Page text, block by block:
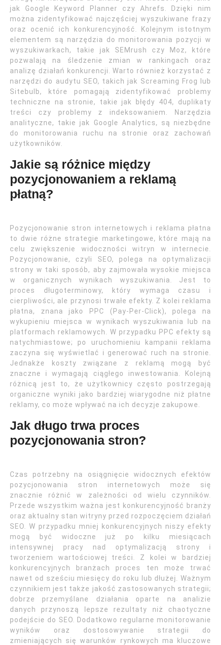
jak Google Keyword Planner czy Ahrefs. Dzięki nim
można zidentyfikować najczęściej wyszukiwane frazy
oraz ocenić ich konkurencyjność. Kolejnym istotnym
elementem są narzędzia do monitorowania pozycji w
wyszukiwarkach, takie jak SEMrush czy Moz, które
pozwalają na śledzenie zmian w rankingach oraz
analizę działań konkurencji. Warto również korzystać z
narzędzi do audytu SEO, takich jak Screaming Frog lub
Sitebulb, które pomagają zidentyfikować problemy
techniczne na stronie, takie jak błędy 404, duplikaty
treści czy problemy z indeksowaniem. Narzędzia
analityczne, takie jak Google Analytics, są niezbędne
do monitorowania ruchu na stronie oraz zachowań
użytkowników.
Jakie są różnice między
pozycjonowaniem a reklamą
płatną?
Pozycjonowanie stron internetowych i reklama płatna
to dwie różne strategie marketingowe, które mają na
celu zwiększenie widoczności witryn w internecie.
Pozycjonowanie, czyli SEO, polega na optymalizacji
strony w taki sposób, aby zajmowała wysokie miejsca
w organicznych wynikach wyszukiwania. Jest to
proces długoterminowy, który wymaga czasu i
cierpliwości, ale przynosi trwałe efekty. Z kolei reklama
płatna, znana jako PPC (Pay-Per-Click), polega na
wykupieniu miejsca w wynikach wyszukiwania lub na
platformach reklamowych. W przypadku PPC efekty są
natychmiastowe; po uruchomieniu kampanii reklama
zaczyna się wyświetlać i generować ruch na stronie.
Jednakże koszty związane z reklamą mogą być
znaczne i wymagają ciągłego inwestowania. Kolejną
różnicą jest to, że użytkownicy często postrzegają
organiczne wyniki jako bardziej wiarygodne niż płatne
reklamy, co może wpływać na ich decyzje zakupowe.
Jak długo trwa proces
pozycjonowania stron?
Czas potrzebny na osiągnięcie widocznych efektów
pozycjonowania stron internetowych może się
znacznie różnić w zależności od wielu czynników.
Przede wszystkim ważna jest konkurencyjność branży
oraz aktualny stan witryny przed rozpoczęciem działań
SEO. W przypadku mniej konkurencyjnych niszy efekty
mogą być widoczne już po kilku miesiącach
intensywnej pracy nad optymalizacją strony i
tworzeniem wartościowej treści. Z kolei w bardziej
konkurencyjnych branżach proces ten może trwać
nawet od sześciu miesięcy do roku lub dłużej. Ważnym
czynnikiem jest także jakość zastosowanych strategii;
dobrze przemyślane działania oparte na analizie
danych przynoszą lepsze rezultaty niż chaotyczne
podejście do SEO. Dodatkowo regularne monitorowanie
wyników oraz dostosowywanie strategii do
zmieniających się warunków rynkowych ma kluczowe